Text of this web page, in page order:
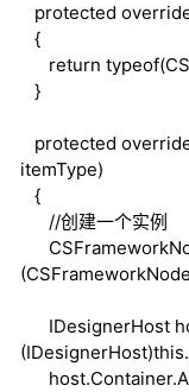
protected
{
return typeof
}
protected
itemType)
{
//创建一个实例
IDesignerHost
(IDesignerHost)this